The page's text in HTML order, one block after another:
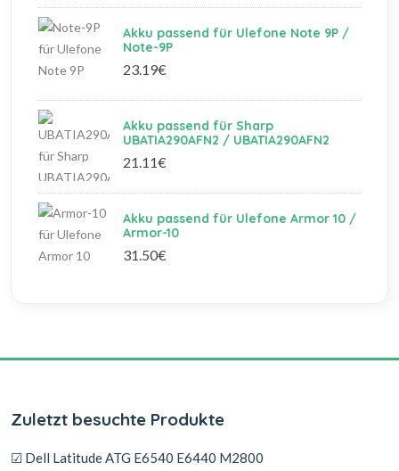
Akku passend für Ulefone Note 9P /
Note-9P
23.19€
Akku passend für Sharp
UBATIA290AFN2 / UBATIA290AFN2
21.11€
Akku passend für Ulefone Armor 10 /
Armor-10
31.50€
Zuletzt besuchte Produkte
☑ Dell Latitude ATG E6540 E6440 M2800